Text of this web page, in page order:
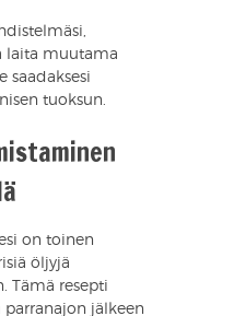
laita muutama
saadaksesi
tuoksun.
on toinen
öljyjä
Tämä resepti
jälkeen